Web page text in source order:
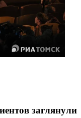
заглянули